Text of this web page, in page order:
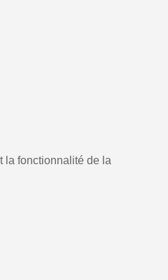
la fonctionnalité de la